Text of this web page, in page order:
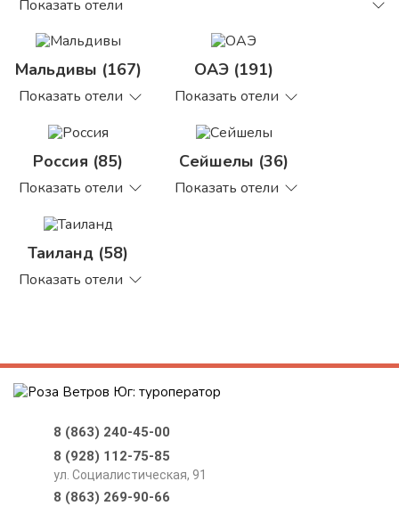
Показать отели
Мальдивы (167)
Показать отели
ОАЭ (191)
Показать отели
Россия (85)
Показать отели
Сейшелы (36)
Показать отели
Таиланд (58)
Показать отели
8 (863) 240-45-00
8 (928) 112-75-85
ул. Социалистическая, 91
8 (863) 269-90-66